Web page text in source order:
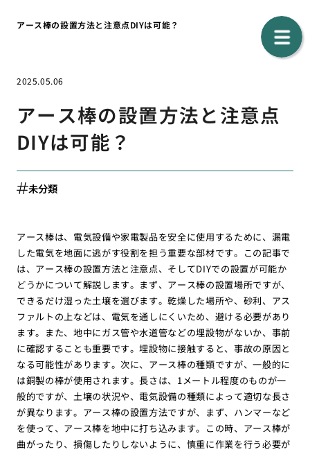
アース棒の設置方法と注意点DIYは可能？
2025.05.06
アース棒の設置方法と注意点
DIYは可能？
未分類
アース棒は、電気設備や家電製品を安全に使用するために、漏電
した電気を地面に逃がす役割を担う重要な部材です。この記事で
は、アース棒の設置方法と注意点、そしてDIYでの設置が可能か
どうかについて解説します。まず、アース棒の設置場所ですが、
できるだけ湿った土壌を選びます。乾燥した場所や、砂利、アス
ファルトの上などは、電気を通しにくいため、避ける必要があり
ます。また、地中にガス管や水道管などの埋設物がないか、事前
に確認することも重要です。埋設物に接触すると、事故の原因と
なる可能性があります。次に、アース棒の種類ですが、一般的に
は銅製の棒が使用されます。長さは、1メートル程度のものが一
般的ですが、土壌の状況や、電気設備の種類によって適切な長さ
が異なります。アース棒の設置方法ですが、まず、ハンマーなど
を使って、アース棒を地中に打ち込みます。この時、アース棒が
曲がったり、損傷したりしないように、慎重に作業を行う必要が